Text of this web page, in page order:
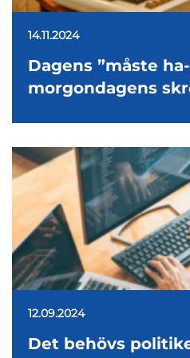
14.11.2024
Dagens ”måste
morgondagens
12.09.2024
Det behövs